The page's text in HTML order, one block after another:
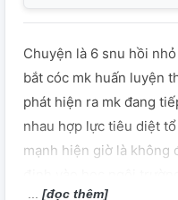
Chuyện là 6 snu hồi
bắt cóc mk huấn luyện
phát hiện ra mk đang
nhau hợp lực tiêu diệt
mạnh hiện giờ là không
[đọc thêm]